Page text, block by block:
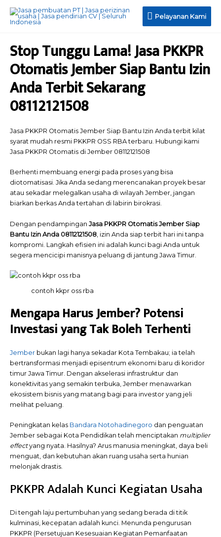
Pelayanan
Pelayanan Kami
Stop Tunggu Lama! Jasa PKKPR
Otomatis Jember Siap Bantu Izin
Anda Terbit Sekarang
08112121508
Jasa PKKPR Otomatis Jember Siap Bantu Izin Anda terbit kilat
syarat mudah resmi PKKPR OSS RBA terbaru. Hubungi kami
Jasa PKKPR Otomatis di Jember 08112121508
Berhenti membuang energi pada proses yang bisa
diotomatisasi. Jika Anda sedang merencanakan proyek besar
atau sekadar melegalkan usaha di wilayah Jember, jangan
biarkan berkas Anda tertahan di labirin birokrasi.
Dengan pendampingan Jasa PKKPR Otomatis Jember Siap
Bantu Izin Anda 08112121508 , izin Anda siap terbit hari ini tanpa
kompromi. Langkah efisien ini adalah kunci bagi Anda untuk
segera mencicipi manisnya peluang di jantung Jawa Timur.
contoh kkpr oss rba
Mengapa Harus Jember? Potensi
Investasi yang Tak Boleh Terhenti
Jember bukan lagi hanya sekadar Kota Tembakau; ia telah
bertransformasi menjadi episentrum ekonomi baru di koridor
timur Jawa Timur. Dengan akselerasi infrastruktur dan
konektivitas yang semakin terbuka, Jember menawarkan
ekosistem bisnis yang matang bagi para investor yang jeli
melihat peluang.
Peningkatan kelas Bandara Notohadinegoro dan penguatan
Jember sebagai Kota Pendidikan telah menciptakan multiplier
effectyang nyata. Hasilnya? Arus manusia meningkat, daya beli
menguat, dan kebutuhan akan ruang usaha serta hunian
melonjak drastis.
PKKPR Adalah Kunci Kegiatan Usaha
Di tengah laju pertumbuhan yang sedang berada di titik
kulminasi, kecepatan adalah kunci. Menunda pengurusan
PKKPR (Persetujuan Kesesuaian Kegiatan Pemanfaatan